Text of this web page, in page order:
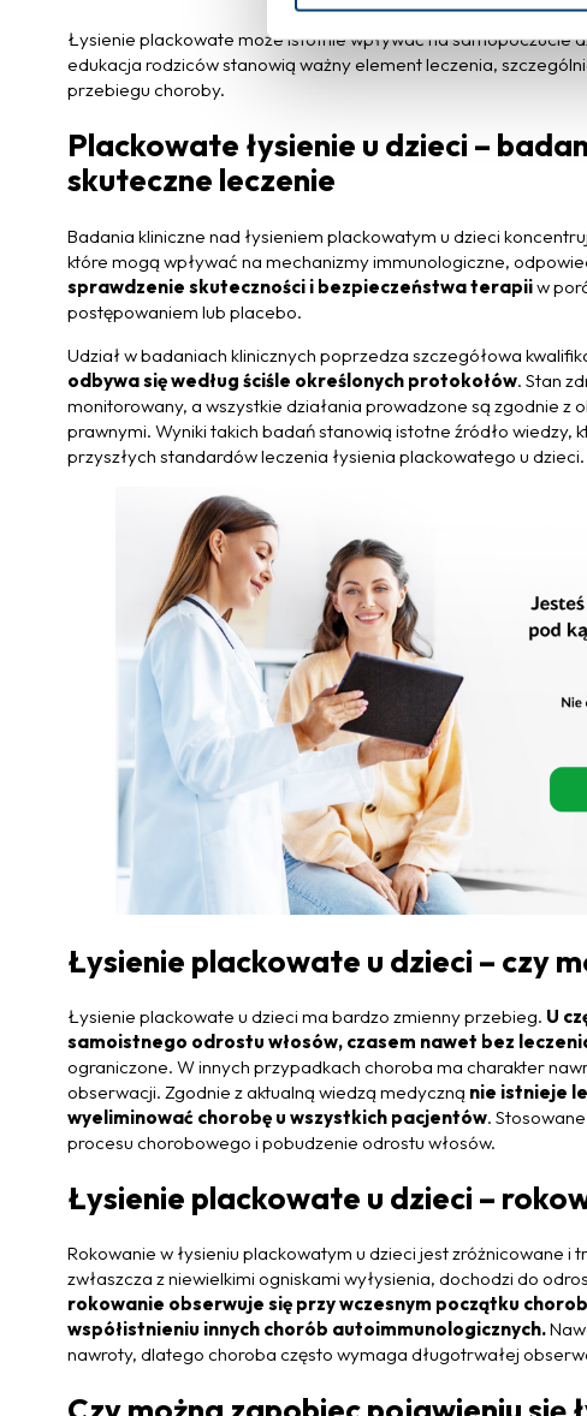
Łysienie plackowate może istotnie wpływać na samopoczucie
edukacja rodziców stanowią ważny element leczenia,
przebiegu choroby.
Plackowate łysienie u dzieci –
skuteczne leczenie
Badania kliniczne nad łysieniem plackowatym u dzieci
które mogą wpływać na mechanizmy immunologiczne,
sprawdzenie skuteczności i bezpieczeństwa terapiiw
postępowaniem lub placebo.
Udział w badaniach klinicznych poprzedza szczegółowa
odbywa się według ściśle określonych protokołów. Stan
monitorowany, a wszystkie działania prowadzone są zgodnie z
prawnymi. Wyniki takich badań stanowią istotne źródło wiedzy,
przyszłych standardów leczenia łysienia plackowatego u dzieci.
Łysienie plackowate u dzieci – czy
Łysienie plackowate u dzieci ma bardzo zmienny przebieg. U
samoistnego odrostu włosów, czasem nawet bez
ograniczone. W innych przypadkach choroba ma charakter
obserwacji. Zgodnie z aktualną wiedzą medyczną nie istnieje
wyeliminować chorobę u wszystkich pacjentów.
procesu chorobowego i pobudzenie odrostu włosów.
Łysienie plackowate u dzieci –
Rokowanie w łysieniu plackowatym u dzieci jest zróżnicowane i
zwłaszcza z niewielkimi ogniskami wyłysienia, dochodzi do
rokowanie obserwuje się przy wczesnym początku
współistnieniu innych chorób autoimmunologicznych.
nawroty, dlatego choroba często wymaga długotrwałej